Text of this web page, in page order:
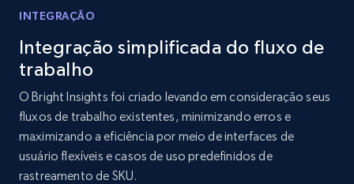
1.9K+ 323+ Comece agora
Amazon products search
Asin, URL, Name, Sponsored, Initial price, Final
price, Currency, Sold, and more.
INTEGRAÇÃO
Integração simplificada do fluxo de
trabalho
O Bright Insights foi criado levando em consideração seus
fluxos de trabalho existentes, minimizando erros e
maximizando a eficiência por meio de interfaces de
usuário flexíveis e casos de uso predefinidos de
rastreamento de SKU.